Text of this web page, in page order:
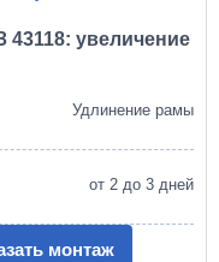
увеличение
Удлинение рамы
от 2 до 3 дней
монтаж